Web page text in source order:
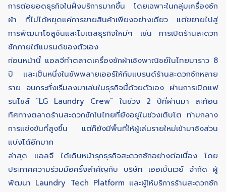
การต่อยอดธุรกิจในฝั่งบริการมากขึ้น โดยเฉพาะในกลุ่มเครื่องซัก
ผ้า ที่ไม่ได้หยุดแค่การขายสินค้าเพียงอย่างเดียว แต่ขยายไปสู่
การพัฒนาโซลูชันและโมเดลธุรกิจใหม่ๆ เช่น การเปิดร้านสะดวก
ซักภายใต้แบรนด์ของตัวเอง
ก่อนหน้านี้ แอลจีทำตลาดเครื่องซักผ้าเชิงพาณิชย์ในไทยมาราว 8
ปี และเป็นหนึ่งในซัพพลายเออร์ให้กับแบรนด์ร้านสะดวกซักหลาย
ราย จนกระทั่งเริ่มลงมาเล่นในธุรกิจนี้ด้วยตัวเอง ผ่านการเปิดแฟ
รนไชส์ “LG Laundry Crew” ในช่วง 2 ปีที่ผ่านมา สะท้อน
ทิศทางตลาดร้านสะดวกซักในไทยที่ยังอยู่ในช่วงเติบโต ท่ามกลาง
การแข่งขันที่สูงขึ้น แต่ก็ยังมีพื้นที่ให้ผู้เล่นรายใหม่เข้ามาชิงส่วน
แบ่งได้อีกมาก
ล่าสุด แอลจี ได้เดินหน้ารุกธุรกิจสะดวกซักอย่างต่อเนื่อง โดย
ประกาศความร่วมมือครั้งสำคัญกับ บริษัท เออเบิ้นเวย์ จำกัด ผู้
พัฒนา Laundry Tech Platform และผู้ให้บริการร้านสะดวกซัก